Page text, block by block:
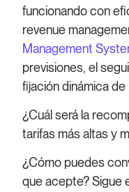
funcionando con
revenue
Management
previsiones, el
fijación dinámica
¿Cuál será la
tarifas más altas y
¿Cómo puedes
que acepte? Sigue